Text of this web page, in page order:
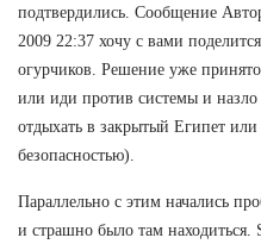
подтвердились. Сообщение
2009 22:37 хочу с вами
огурчиков. Решение уже
или иди против системы и
отдыхать в закрытый Египет
безопасностью).
Параллельно с этим начались
и страшно было там находиться.